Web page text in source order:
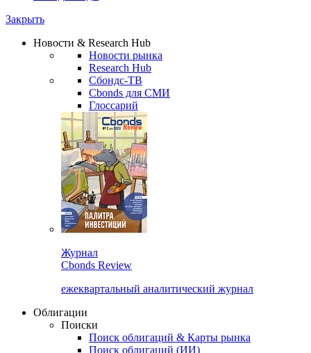
Watchlist
Сбондс Люди
Новости & Research Hub
Новости рынка
Research Hub
Сбондс-ТВ
Cbonds для СМИ
Глоссарий
Cbonds Review
ежеквартальный аналитический журнал